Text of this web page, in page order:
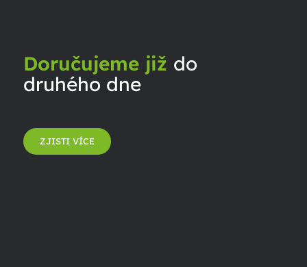
Doručujeme již do
druhého dne
ZJISTI VÍCE